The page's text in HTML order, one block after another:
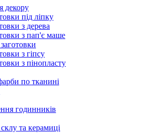
декору
під ліпку
з дерева
з пап'є маше
з гіпсу
з пінопласту
по тканині
годинників
та керамиці